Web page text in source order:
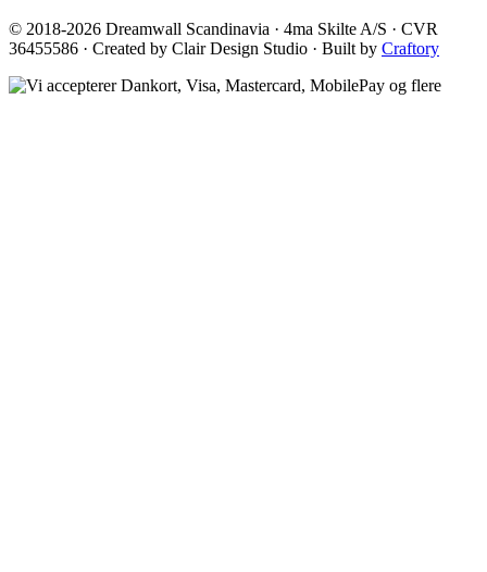
© 2018-2026 Dreamwall Scandinavia · 4ma Skilte A/S · CVR
36455586 · Created by Clair Design Studio · Built by Craftory